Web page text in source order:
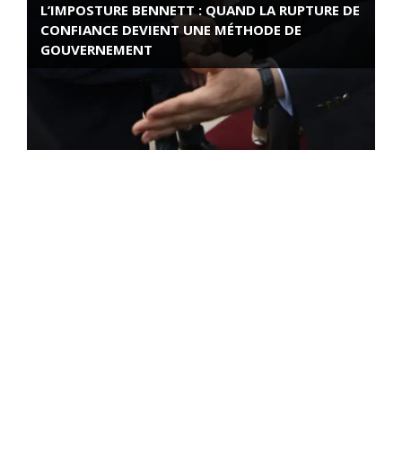
L’IMPOSTURE BENNETT : QUAND LA RUPTURE DE
CONFIANCE DEVIENT UNE MÉTHODE DE
GOUVERNEMENT
ROSE VALLAND, HEROÏNE DE LA RESISTANCE